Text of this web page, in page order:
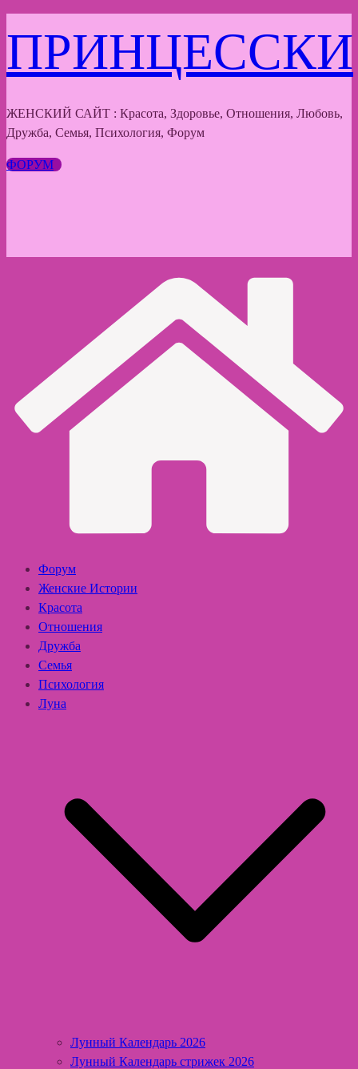
к
содержимому
ПРИНЦЕССКИ
ЖЕНСКИЙ САЙТ : Красота, Здоровье, Отношения, Любовь,
Дружба, Семья, Психология, Форум
ФОРУМ
Форум
Женские Истории
Красота
Отношения
Дружба
Семья
Психология
Луна
Лунный Календарь 2026
Лунный Календарь стрижек 2026